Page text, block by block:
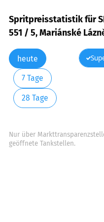
Spritpreisstatistik für
551 / 5, Mariánské
heute
7 Tage
28 Tage
Nur über
geöffnete Tankstellen.